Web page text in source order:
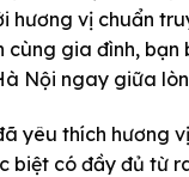
hương vị chuẩn
cùng gia đình,
Nội ngay giữa
yêu thích hương
biệt có đầy đủ từ